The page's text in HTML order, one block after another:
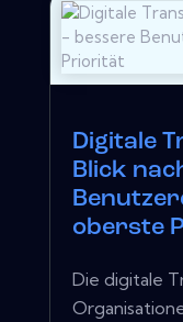
Digitale
Blick
oberste
Die digitale